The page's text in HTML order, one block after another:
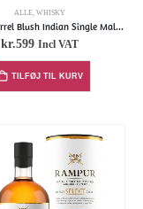
ALLE WHISKY
Rampur Barrel Blush Indian Single Malt Whisky
kr.599 Incl VAT
TILFØJ TIL KURV